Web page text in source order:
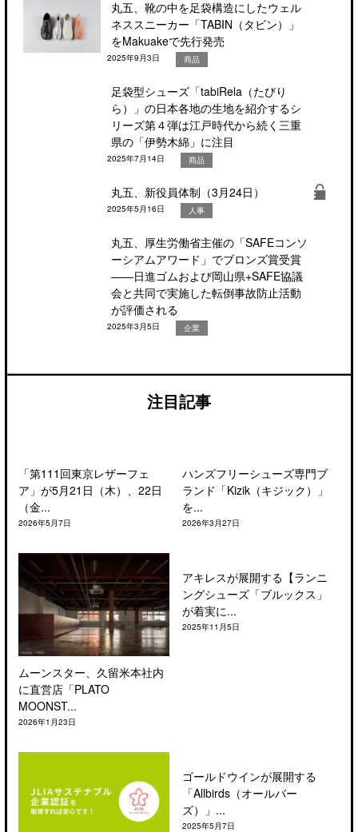
丸五、靴の中を足袋構造にしたウェル
ネススニーカー「TABIN（タビン）」
をMakuakeで先行発売
2025年9月3日 商品
足袋型シューズ「tabiRela（たびり
ら）」の日本各地の生地を紹介するシ
リーズ第４弾は江戸時代から続く三重
県の「伊勢木綿」に注目
2025年7月14日 商品
丸五、新役員体制（3月24日）
2025年5月16日 人事
丸五、厚生労働省主催の「SAFEコンソ
ーシアムアワード」でブロンズ賞受賞
――日進ゴムおよび岡山県+SAFE協議
会と共同で実施した転倒事故防止活動
が評価される
2025年3月5日 企業
注目記事
「第111回東京レザーフェ
ア」が5月21日（木）、22日
（金...
2026年5月7日
ハンズフリーシューズ専門ブ
ランド「Kizik（キジック）」
を...
2026年3月27日
ムーンスター、久留米本社内
に直営店「PLATO
MOONST...
2026年1月23日
アキレスが展開する【ランニ
ングシューズ「ブルックス」
が着実に...
2025年11月5日
ゴールドウインが展開する
「Allbirds（オールバー
ズ）」...
2025年5月7日